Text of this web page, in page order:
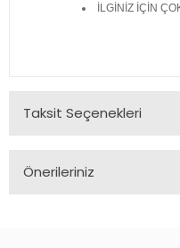
İLGİNİZ İÇİN
Taksit Seçenekleri
Önerileriniz